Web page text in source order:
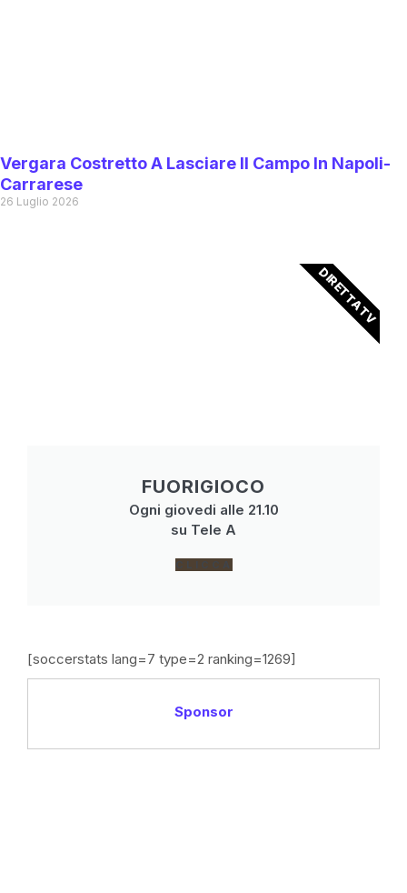
Vergara Costretto A Lasciare Il Campo In Napoli-
Carrarese
26 Luglio 2026
FUORIGIOCO
Ogni giovedi alle 21.10
su Tele A
CLICCA
DIRETTA TV
[soccerstats lang=7 type=2 ranking=1269]
Sponsor